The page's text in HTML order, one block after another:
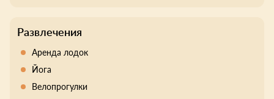
Развлечения
Аренда лодок
Йога
Велопрогулки